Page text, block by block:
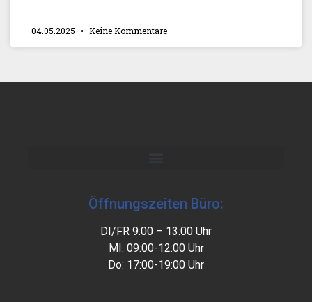
04.05.2025 Keine Kommentare
Öffnungszeiten Büro:
DI/FR 9:00 – 13:00 Uhr
MI: 09:00-12:00 Uhr
Do: 17:00-19:00 Uhr